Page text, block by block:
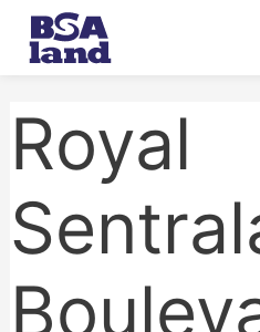
Skip
content
Royal